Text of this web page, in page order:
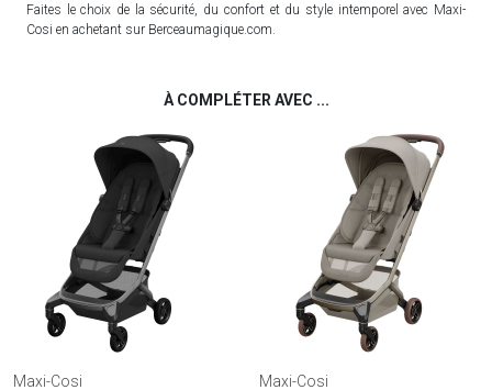
Faites le choix de la sécurité, du confort et du style intemporel avec Maxi-
Cosi en achetant sur Berceaumagique.com.
À COMPLÉTER AVEC ...
Maxi-Cosi
Maxi-Cosi